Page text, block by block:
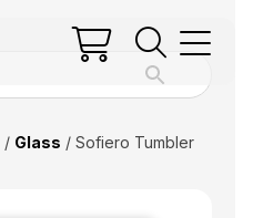
/ Glass / Sofiero Tumbler